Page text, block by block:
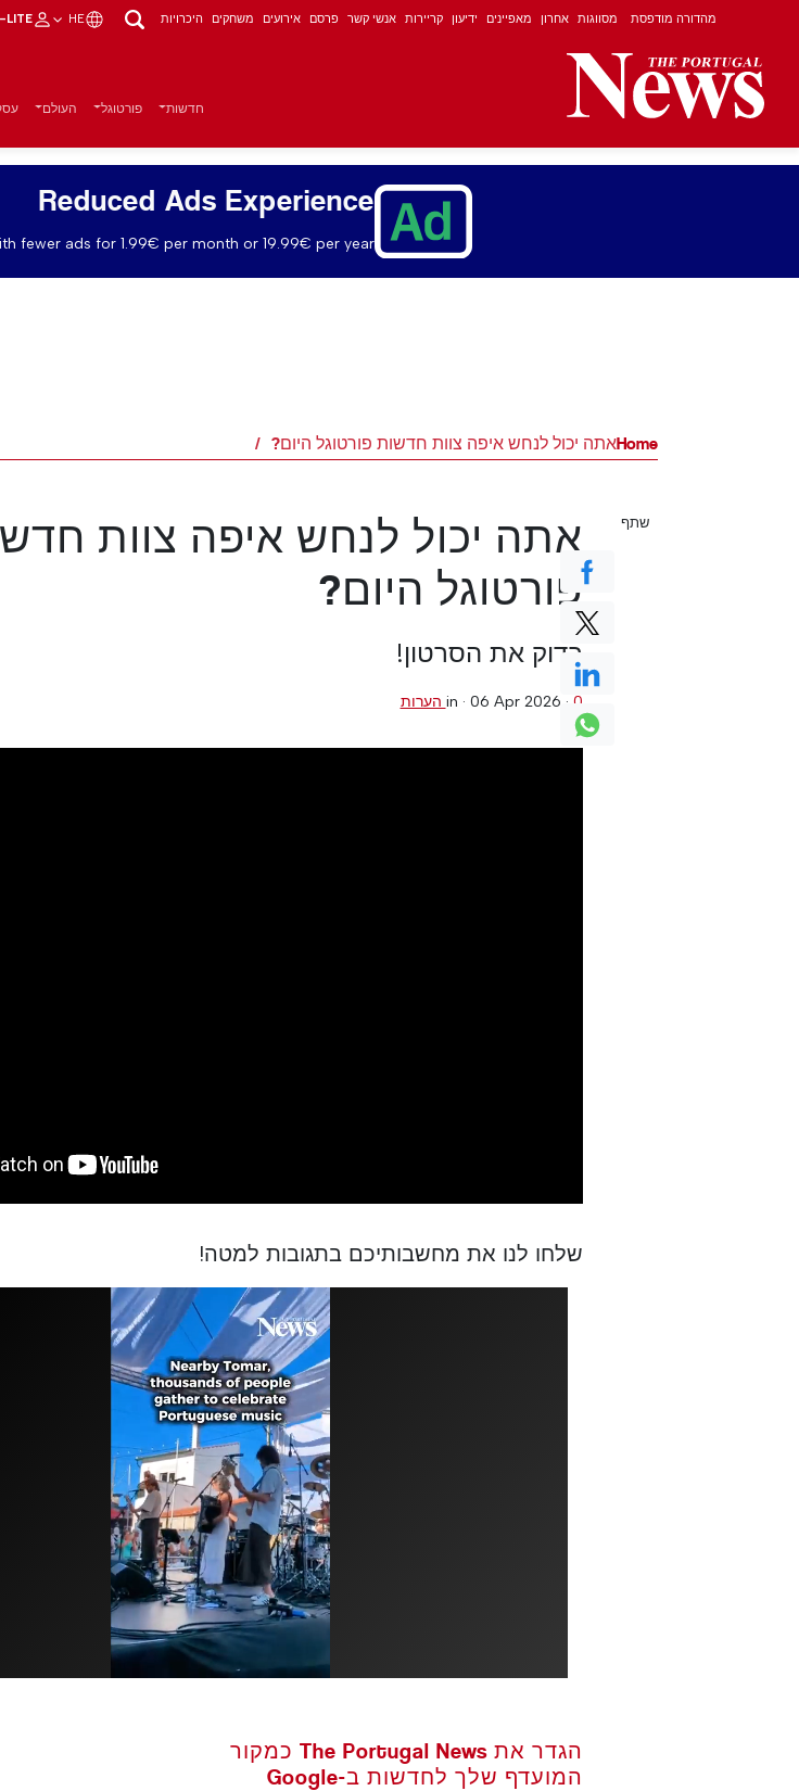
מהדורה מודפסת מסווגות אחרון מאפיינים ידיעון קריירות אנשי קשר פרסם אירועים משחקים היכרויות HE
LITE
חדשות פורטוגל העולם
Reduced Ads Experience
fewer ads for 1.99€ per month or 19.99€ per year.
Homeאתה יכול לנחש איפה צוות חדשות פורטוגל היום?
אתה יכול לנחש איפה צוות
פורטוגל היום?
בדוק את הסרטון!
in · 06 Apr 2026 · 0 הערות
שלחו לנו את מחשבותיכם בתגובות למטה!
הגדר את The Portugal News כמקור
המועדף שלך לחדשות ב-Google
שתף